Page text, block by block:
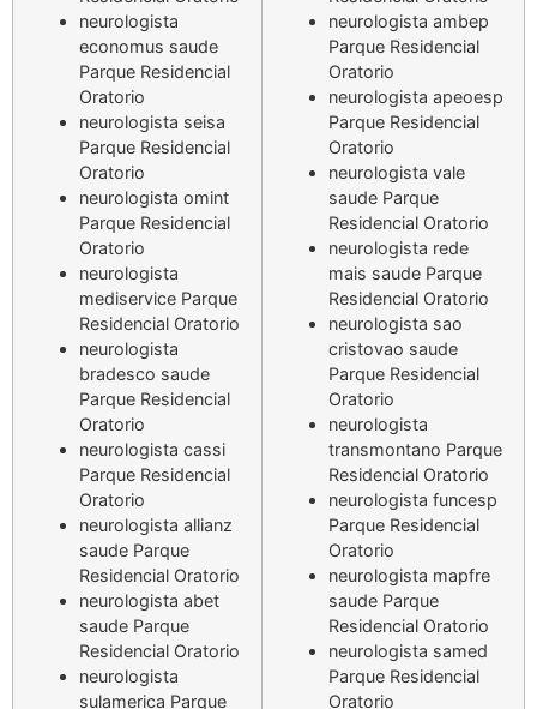
neurologista
economus saude
Parque Residencial
Oratorio
neurologista seisa
Parque Residencial
Oratorio
neurologista omint
Parque Residencial
Oratorio
neurologista
mediservice Parque
Residencial Oratorio
neurologista
bradesco saude
Parque Residencial
Oratorio
neurologista cassi
Parque Residencial
Oratorio
neurologista allianz
saude Parque
Residencial Oratorio
neurologista abet
saude Parque
Residencial Oratorio
neurologista
sulamerica Parque
neurologista ambep
Parque Residencial
Oratorio
neurologista apeoesp
Parque Residencial
Oratorio
neurologista vale
saude Parque
Residencial Oratorio
neurologista rede
mais saude Parque
Residencial Oratorio
neurologista sao
cristovao saude
Parque Residencial
Oratorio
neurologista
transmontano Parque
Residencial Oratorio
neurologista funcesp
Parque Residencial
Oratorio
neurologista mapfre
saude Parque
Residencial Oratorio
neurologista samed
Parque Residencial
Oratorio